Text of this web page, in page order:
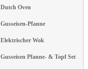
Dutch Oven
Gusseisen-Pfanne
Elektrischer Wok
Gusseisen Pfanne- & Topf Set